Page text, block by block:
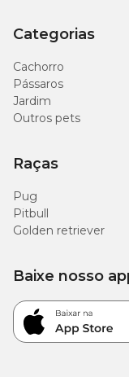
Categorias
Cachorro
Pássaros
Jardim
Outros pets
Raças
Pug
Pitbull
Golden retriever
Baixe nosso